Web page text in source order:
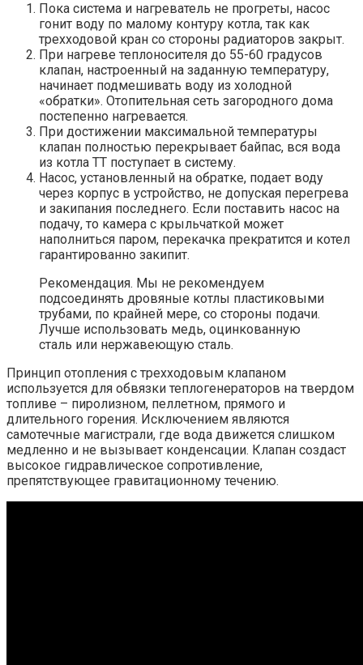
Пока система и нагреватель не прогреты, насос
гонит воду по малому контуру котла, так как
трехходовой кран со стороны радиаторов закрыт.
При нагреве теплоносителя до 55-60 градусов
клапан, настроенный на заданную температуру,
начинает подмешивать воду из холодной
«обратки». Отопительная сеть загородного дома
постепенно нагревается.
При достижении максимальной температуры
клапан полностью перекрывает байпас, вся вода
из котла ТТ поступает в систему.
Насос, установленный на обратке, подает воду
через корпус в устройство, не допуская перегрева
и закипания последнего. Если поставить насос на
подачу, то камера с крыльчаткой может
наполниться паром, перекачка прекратится и котел
гарантированно закипит.
Рекомендация. Мы не рекомендуем
подсоединять дровяные котлы пластиковыми
трубами, по крайней мере, со стороны подачи.
Лучше использовать медь, оцинкованную
сталь или нержавеющую сталь.
Принцип отопления с трехходовым клапаном
используется для обвязки теплогенераторов на твердом
топливе – пиролизном, пеллетном, прямого и
длительного горения. Исключением являются
самотечные магистрали, где вода движется слишком
медленно и не вызывает конденсации. Клапан создаст
высокое гидравлическое сопротивление,
препятствующее гравитационному течению.